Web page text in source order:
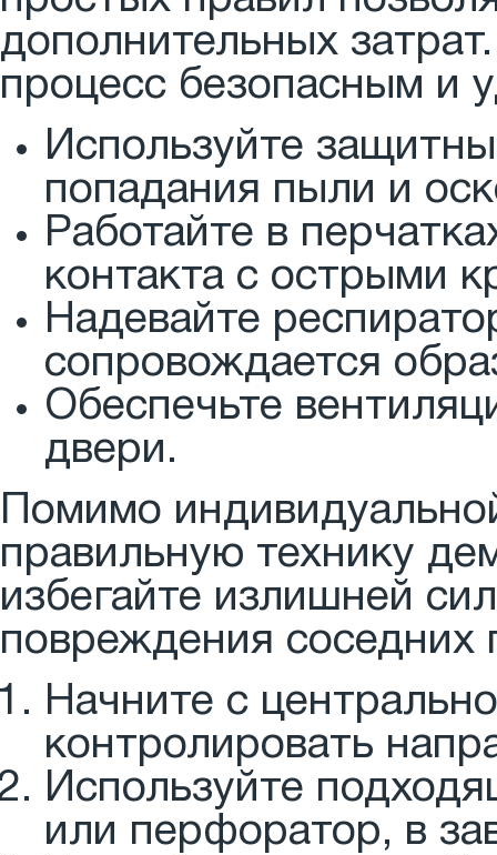
дополнительных
процесс безопасным и
Используйте
попадания пыли и
Работайте в
контакта с острыми
Надевайте
сопровождается
Обеспечьте
двери.
Помимо
правильную технику
избегайте излишней
повреждения соседних
Начните с
контролировать
Используйте
или перфоратор, в